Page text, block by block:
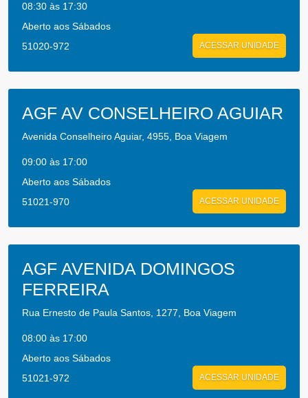
08:30 às 17:30
Aberto aos Sábados
51020-972
ACESSAR UNIDADE
AGF AV CONSELHEIRO AGUIAR
Avenida Conselheiro Aguiar, 4955, Boa Viagem
09:00 às 17:00
Aberto aos Sábados
51021-970
ACESSAR UNIDADE
AGF AVENIDA DOMINGOS
FERREIRA
Rua Ernesto de Paula Santos, 1277, Boa Viagem
08:00 às 17:00
Aberto aos Sábados
51021-972
ACESSAR UNIDADE